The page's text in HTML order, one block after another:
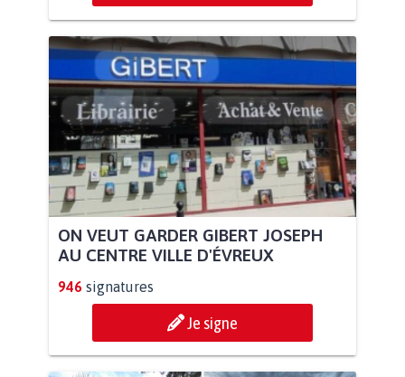
ON VEUT GARDER GIBERT JOSEPH
AU CENTRE VILLE D'ÉVREUX
946 signatures
Je signe